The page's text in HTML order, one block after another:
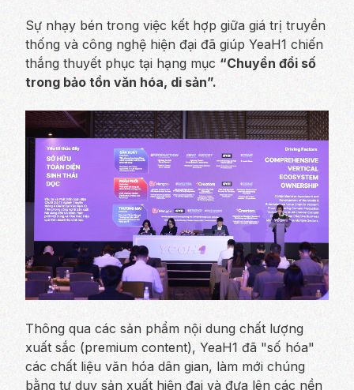
Sự nhạy bén trong việc kết hợp giữa giá trị truyền
thống và công nghệ hiện đại đã giúp YeaH1 chiến
thắng thuyết phục tại hạng mục “Chuyển đổi số
trong bảo tồn văn hóa, di sản”.
Thông qua các sản phẩm nội dung chất lượng
xuất sắc (premium content), YeaH1 đã "số hóa"
các chất liệu văn hóa dân gian, làm mới chúng
bằng tư duy sản xuất hiện đại và đưa lên các nền